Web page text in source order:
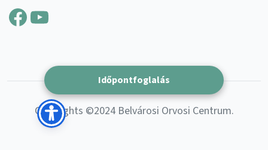
Facebook
YouTube
Copyrights ©2024 Belvárosi Orvosi Centrum.
Időpontfoglalás